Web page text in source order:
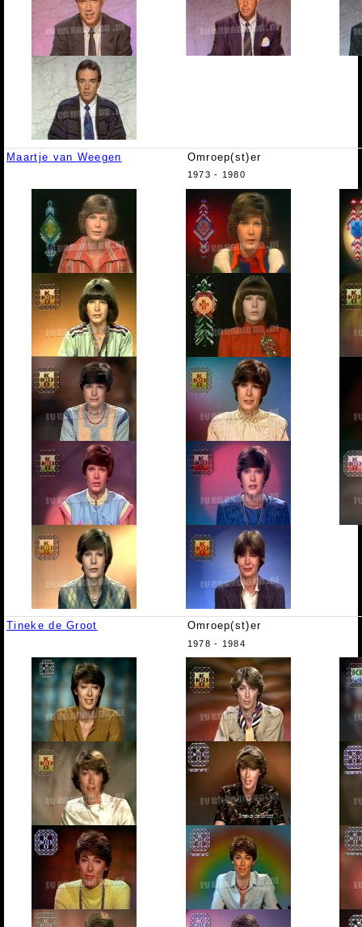
Maartje van Weegen Omroep(st)er
1973 - 1980
Tineke de Groot Omroep(st)er
1978 - 1984